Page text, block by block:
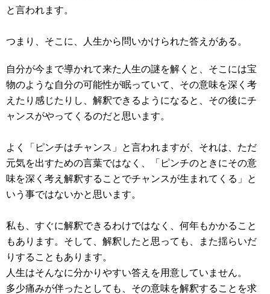
と言われます。
つまり、そこに、人生から問いかけられた答えがある。
自分が今まで導かれて来た人生の謎を解くと、そこには宝
物のような自分の可能性が眠っていて、その意味を深く考
えたり感じたりし、解釈できるようになると、その後にチ
ャンスがやってくるのだと思います。
よく「ピンチはチャンス」と言われますが、それは、ただ
元気を出すための言葉ではなく、「ピンチのときにその意
味を深く考え解釈することでチャンスが生まれてくる」と
いう事ではないかと思います。
私も、すぐに解釈できるわけではなく、何年もかかること
もあります。そして、解釈したと思っても、また揺らいだ
りすることもあります。
人生はそんなに分かりやすい答えを用意していません。
多少痛みが伴ったとしても、その意味を解釈することを求